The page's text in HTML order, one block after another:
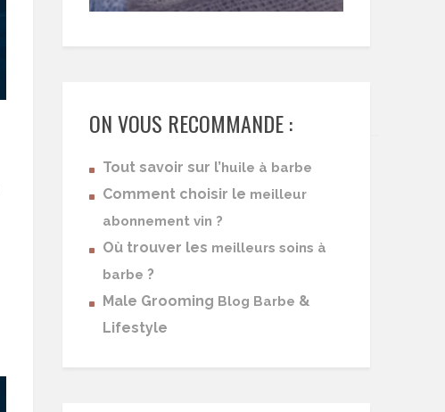
ON VOUS RECOMMANDE :
Tout savoir sur l’ huile à barbe
Comment choisir le meilleur
abonnement vin ?
Où trouver les meilleurs soins à
barbe ?
Male Grooming Blog Barbe &
Lifestyle